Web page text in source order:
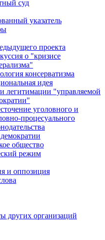
суд
указатель
проекта
о "кризисе
консерватизма
идея
легитимации "управляемой
уголовного и
процесуального
общество
режим
и оппозиция
других организаций